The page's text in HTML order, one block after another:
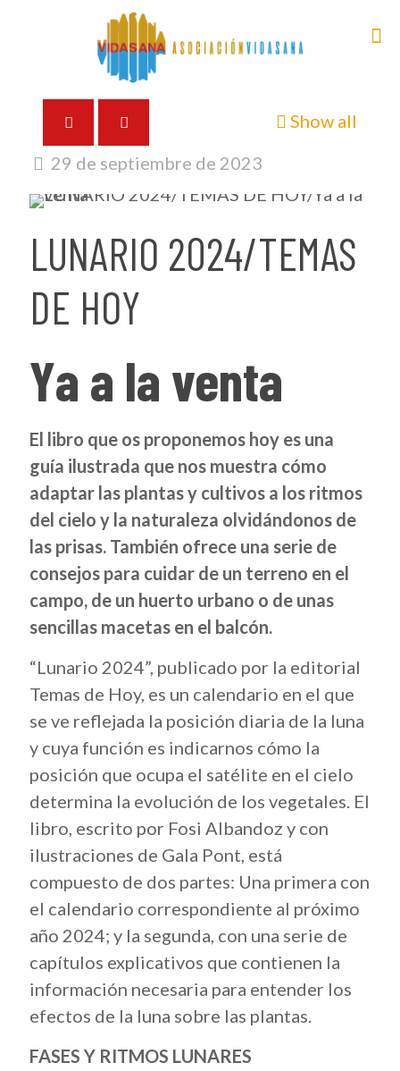
Show all
29 de septiembre de 2023
LUNARIO 2024/TEMAS
DE HOY
Ya a la venta
El libro que os proponemos hoy es una
guía ilustrada que nos muestra cómo
adaptar las plantas y cultivos a los ritmos
del cielo y la naturaleza olvidándonos de
las prisas. También ofrece una serie de
consejos para cuidar de un terreno en el
campo, de un huerto urbano o de unas
sencillas macetas en el balcón.
“Lunario 2024”, publicado por la editorial
Temas de Hoy, es un calendario en el que
se ve reflejada la posición diaria de la luna
y cuya función es indicarnos cómo la
posición que ocupa el satélite en el cielo
determina la evolución de los vegetales. El
libro, escrito por Fosi Albandoz y con
ilustraciones de Gala Pont, está
compuesto de dos partes: Una primera con
el calendario correspondiente al próximo
año 2024; y la segunda, con una serie de
capítulos explicativos que contienen la
información necesaria para entender los
efectos de la luna sobre las plantas.
FASES Y RITMOS LUNARES